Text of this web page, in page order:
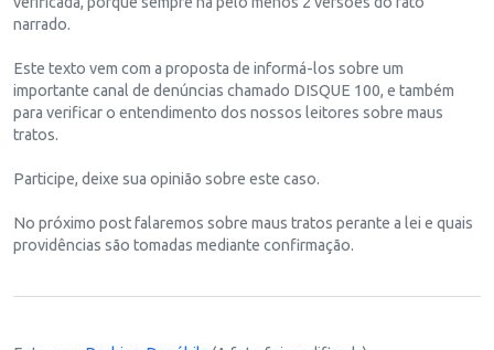
narrado.
Este texto vem com a proposta de informá-los sobre um
importante canal de denúncias chamado DISQUE 100, e também
para verificar o entendimento dos nossos leitores sobre maus
tratos.
Participe, deixe sua opinião sobre este caso.
No próximo post falaremos sobre maus tratos perante a lei e quais
providências são tomadas mediante confirmação.